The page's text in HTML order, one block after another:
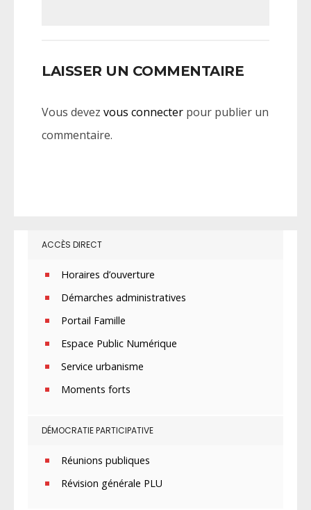
LAISSER UN COMMENTAIRE
Vous devez vous connecter pour publier un
commentaire.
ACCÈS DIRECT
Horaires d’ouverture
Démarches administratives
Portail Famille
Espace Public Numérique
Service urbanisme
Moments forts
DÉMOCRATIE PARTICIPATIVE
Réunions publiques
Révision générale PLU